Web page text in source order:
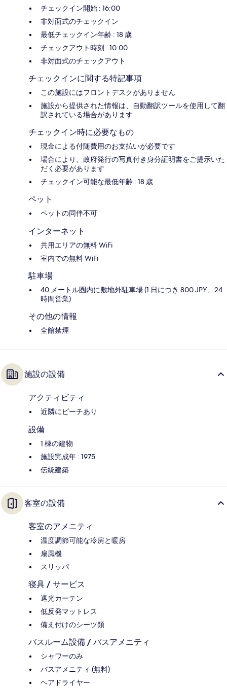
チェックイン開始 : 16:00
非対面式のチェックイン
最低チェックイン年齢 : 18 歳
チェックアウト時刻 : 10:00
非対面式のチェックアウト
チェックインに関する特記事項
この施設にはフロントデスクがありません
施設から提供された情報は、自動翻訳ツールを使用して翻
訳されている場合があります
チェックイン時に必要なもの
現金による付随費用のお支払いが必要です
場合により、政府発行の写真付き身分証明書をご提示いた
だく必要があります
チェックイン可能な最低年齢 : 18 歳
ペット
ペットの同伴不可
インターネット
共用エリアの無料 WiFi
室内での無料 WiFi
駐車場
40 メートル圏内に敷地外駐車場 (1 日につき 800 JPY、24
時間営業)
その他の情報
全館禁煙
施設の設備
アクティビティ
近隣にビーチあり
設備
1 棟の建物
施設完成年 : 1975
伝統建築
客室の設備
客室のアメニティ
温度調節可能な冷房と暖房
扇風機
スリッパ
寝具 / サービス
遮光カーテン
低反発マットレス
備え付けのシーツ類
バスルーム設備 / バスアメニティ
シャワーのみ
バスアメニティ (無料)
ヘアドライヤー